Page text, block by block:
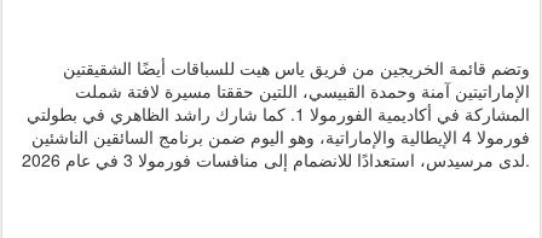
وتضم قائمة الخريجين من فريق ياس هيت للسباقات أيضًا الشقيقتين
الإماراتيتين آمنة وحمدة القبيسي، اللتين حققتا مسيرة لافتة شملت
المشاركة في أكاديمية الفورمولا 1. كما شارك راشد الظاهري في بطولتي
فورمولا 4 الإيطالية والإماراتية، وهو اليوم ضمن برنامج السائقين الناشئين
لدى مرسيدس، استعدادًا للانضمام إلى منافسات فورمولا 3 في عام 2026.